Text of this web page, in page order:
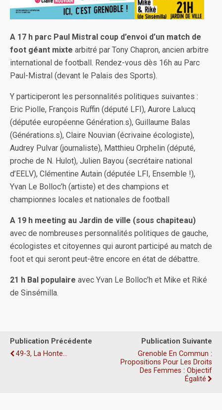
A 17 h parc Paul Mistral coup d’envoi d’un match de
foot géant mixte arbitré par Tony Chapron, ancien arbitre
international de football. Rendez-vous dès 16h au Parc
Paul-Mistral (devant le Palais des Sports).
Y participeront les personnalités politiques suivantes :
Eric Piolle, François Ruffin (député LFI), Aurore Lalucq
(députée européenne Génération.s), Guillaume Balas
(Générations.s), Claire Nouvian (écrivaine écologiste),
Audrey Pulvar (journaliste), Matthieu Orphelin (député,
proche de N. Hulot), Julien Bayou (secrétaire national
d’EELV), Clémentine Autain (députée LFI, Ensemble !),
Yvan Le Bolloc’h (artiste) et des champions et
championnes locales et nationales de football
A 19 h meeting au Jardin de ville (sous chapiteau)
avec de nombreuses personnalités politiques de gauche,
écologistes et citoyennes qui auront participé au match de
foot et qui seront peut-être encore en état de débattre.
21 h Bal populaire avec Yvan Le Bolloc’h et Mike et Riké
de Sinsémilla.
Publication Précédente
49-3, La Honte…
Publication Suivante
Grenoble En Commun :
Propositions Pour Les Droits
Des Femmes : Objectif
Égalité